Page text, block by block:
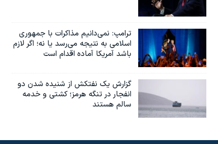
ترامپ: نمی‌دانیم مذاکرات با جمهوری
اسلامی به نتیجه می‌رسد یا نه؛ اگر لازم
باشد آمریکا آماده اقدام است
گزارش یک نفتکش از شنیده شدن دو
انفجار در تنگه هرمز؛ کشتی و خدمه
سالم هستند